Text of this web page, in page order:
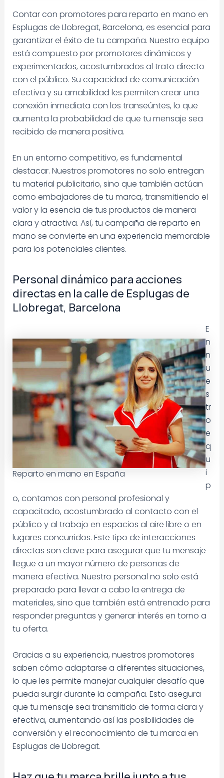
Contar con promotores para reparto en mano en
Esplugas de Llobregat, Barcelona, es esencial para
garantizar el éxito de tu campaña. Nuestro equipo
está compuesto por promotores dinámicos y
experimentados, acostumbrados al trato directo
con el público. Su capacidad de comunicación
efectiva y su amabilidad les permiten crear una
conexión inmediata con los transeúntes, lo que
aumenta la probabilidad de que tu mensaje sea
recibido de manera positiva.
En un entorno competitivo, es fundamental
destacar. Nuestros promotores no solo entregan
tu material publicitario, sino que también actúan
como embajadores de tu marca, transmitiendo el
valor y la esencia de tus productos de manera
clara y atractiva. Así, tu campaña de reparto en
mano se convierte en una experiencia memorable
para los potenciales clientes.
Personal dinámico para acciones
directas en la calle de Esplugas de
Llobregat, Barcelona
Reparto en mano en España
E
n
n
u
e
s
tr
o
e
q
u
i
p
o, contamos con personal profesional y
capacitado, acostumbrado al contacto con el
público y al trabajo en espacios al aire libre o en
lugares concurridos. Este tipo de interacciones
directas son clave para asegurar que tu mensaje
llegue a un mayor número de personas de
manera efectiva. Nuestro personal no solo está
preparado para llevar a cabo la entrega de
materiales, sino que también está entrenado para
responder preguntas y generar interés en torno a
tu oferta.
Gracias a su experiencia, nuestros promotores
saben cómo adaptarse a diferentes situaciones,
lo que les permite manejar cualquier desafío que
pueda surgir durante la campaña. Esto asegura
que tu mensaje sea transmitido de forma clara y
efectiva, aumentando así las posibilidades de
conversión y el reconocimiento de tu marca en
Esplugas de Llobregat.